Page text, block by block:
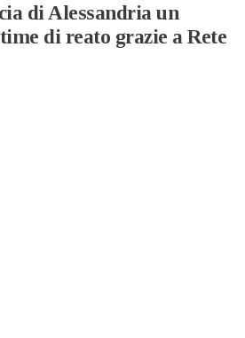
di Alessandria un
di reato grazie a Rete